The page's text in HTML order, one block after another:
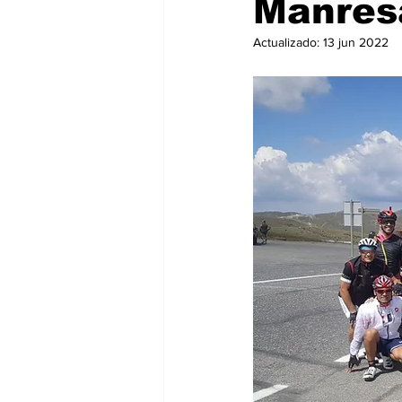
Actualizado: 13 jun 2022